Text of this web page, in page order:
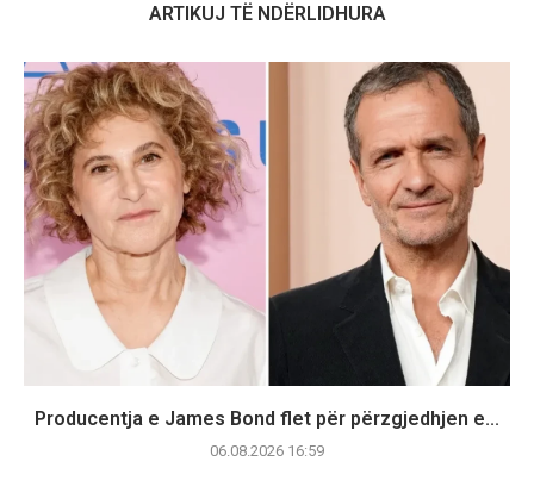
ARTIKUJ TË NDËRLIDHURA
Producentja e James Bond flet për përzgjedhjen e...
06.08.2026 16:59